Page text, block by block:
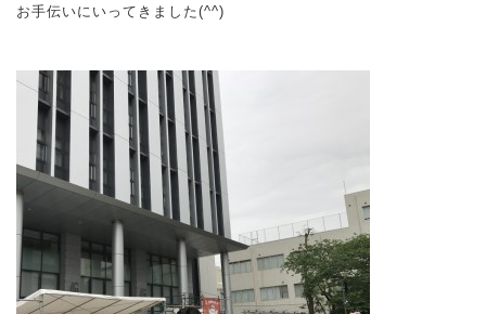
お手伝いにいってきました(^^)